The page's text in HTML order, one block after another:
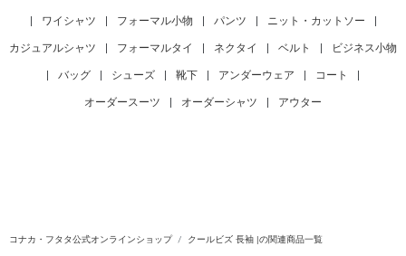
ワイシャツ フォーマル小物 パンツ ニット・カットソー
カジュアルシャツ フォーマルタイ ネクタイ ベルト ビジネス小物
バッグ シューズ 靴下 アンダーウェア コート
オーダースーツ オーダーシャツ アウター
コナカ・フタタ公式オンラインショップ クールビズ 長袖 |の関連商品一覧